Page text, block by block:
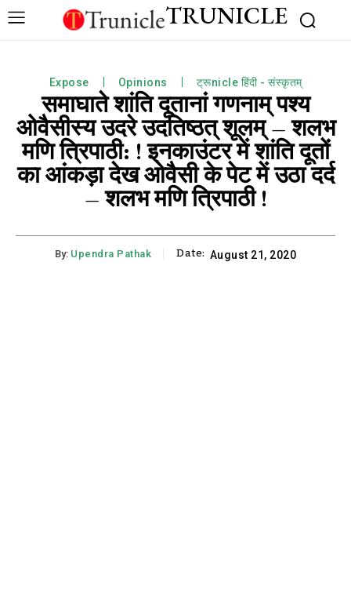
TRUNICLE
Expose Opinions ट्रूnicle हिंदी - संस्कृतम्
समाघाते शांति दूतानां गणनाम् पश्य
ओवैसीस्य उदरे उदतिष्ठत् शूलम् – शलभ
मणि त्रिपाठी: ! इनकाउंटर में शांति दूतों
का आंकड़ा देख ओवैसी के पेट में उठा दर्द
– शलभ मणि त्रिपाठी !
By: Upendra Pathak Date: August 21, 2020